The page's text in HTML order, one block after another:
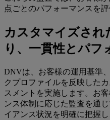
点ごとのパフォーマンスを評
カスタマイズされ
り、一貫性とパフ
DNVは、お客様の運用基準
クプロファイルを反映した
スメントを実施します。お
ンス体制に応じた監査を通
イアンス状況を明確に把握